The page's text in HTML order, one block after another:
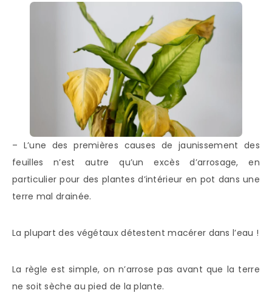
– L’une des premières causes de jaunissement des
feuilles n’est autre qu’un excès d’arrosage, en
particulier pour des plantes d’intérieur en pot dans une
terre mal drainée.
La plupart des végétaux détestent macérer dans l’eau !
La règle est simple, on n’arrose pas avant que la terre
ne soit sèche au pied de la plante.